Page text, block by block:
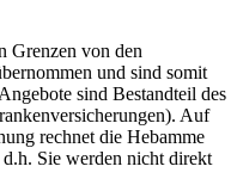
Grenzen von den
und sind somit
sind Bestandteil des
Auf
rechnet die Hebamme
Sie werden nicht direkt